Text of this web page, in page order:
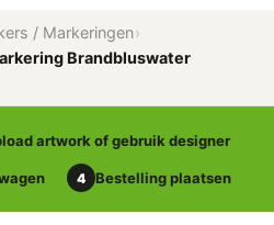
/ Markeringen›
Brandbluswater
artwork of gebruik designer
4 Bestelling plaatsen